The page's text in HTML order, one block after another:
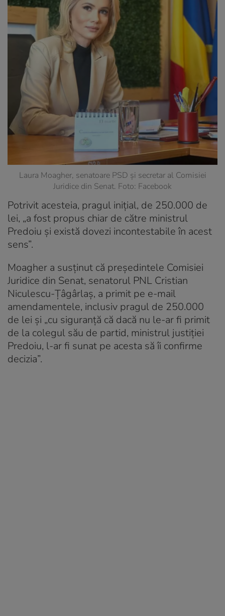
Laura Moagher, senatoare PSD și secretar al Comisiei
Juridice din Senat. Foto: Facebook
Potrivit acesteia, pragul inițial, de 250.000 de
lei, „a fost propus chiar de către ministrul
Predoiu și există dovezi incontestabile în acest
sens”.
Moagher a susținut că președintele Comisiei
Juridice din Senat, senatorul PNL Cristian
Niculescu-Țâgârlaș, a primit pe e-mail
amendamentele, inclusiv pragul de 250.000
de lei și „cu siguranță că dacă nu le-ar fi primit
de la colegul său de partid, ministrul justiției
Predoiu, l-ar fi sunat pe acesta să îi confirme
decizia”.